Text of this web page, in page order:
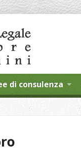
di consulenza